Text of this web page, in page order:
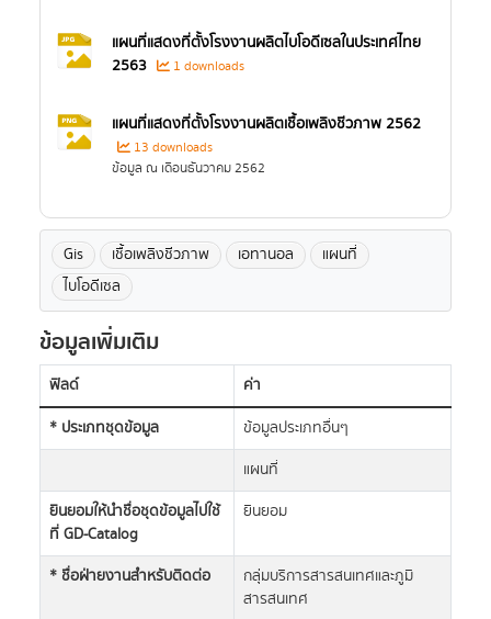
แผนที่แสดงที่ตั้งโรงงานผลิตไบโอดีเซลในประเทศไทย
2563
1 downloads
แผนที่แสดงที่ตั้งโรงงานผลิตเชื้อเพลิงชีวภาพ 2562
13 downloads
ข้อมูล ณ เดือนธันวาคม 2562
Gis เชื้อเพลิงชีวภาพ เอทานอล
แผนที่
ไบโอดีเซล
ข้อมูลเพิ่มเติม
ฟิลด์
ค่า
* ประเภทชุดข้อมูล
ข้อมูลประเภทอื่นๆ
แผนที่
ยินยอมให้นำชื่อชุดข้อมูลไปใช้
ที่ GD-Catalog
ยินยอม
* ชื่อฝ่ายงานสำหรับติดต่อ
กลุ่มบริการสารสนเทศและภูมิ
สารสนเทศ